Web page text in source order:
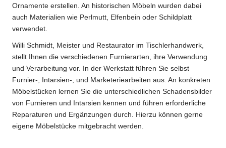
Ornamente erstellen. An historischen Möbeln wurden dabei
auch Materialien wie Perlmutt, Elfenbein oder Schildplatt
verwendet.
Willi Schmidt, Meister und Restaurator im Tischlerhandwerk,
stellt Ihnen die verschiedenen Furnierarten, ihre Verwendung
und Verarbeitung vor. In der Werkstatt führen Sie selbst
Furnier-, Intarsien-, und Marketeriearbeiten aus. An konkreten
Möbelstücken lernen Sie die unterschiedlichen Schadensbilder
von Furnieren und Intarsien kennen und führen erforderliche
Reparaturen und Ergänzungen durch. Hierzu können gerne
eigene Möbelstücke mitgebracht werden.